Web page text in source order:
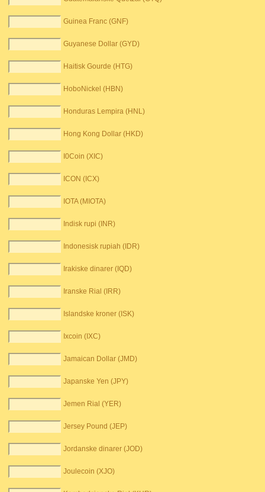
Guinea Franc (GNF)
Guyanese Dollar (GYD)
Haitisk Gourde (HTG)
HoboNickel (HBN)
Honduras Lempira (HNL)
Hong Kong Dollar (HKD)
I0Coin (XIC)
ICON (ICX)
IOTA (MIOTA)
Indisk rupi (INR)
Indonesisk rupiah (IDR)
Irakiske dinarer (IQD)
Iranske Rial (IRR)
Islandske kroner (ISK)
Ixcoin (IXC)
Jamaican Dollar (JMD)
Japanske Yen (JPY)
Jemen Rial (YER)
Jersey Pound (JEP)
Jordanske dinarer (JOD)
Joulecoin (XJO)